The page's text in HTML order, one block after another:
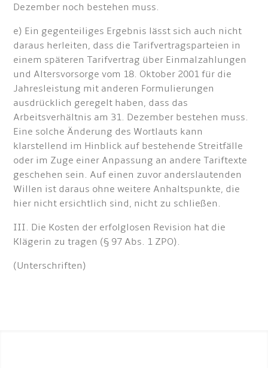
Dezember noch bestehen muss.
e) Ein gegenteiliges Ergebnis lässt sich auch nicht
daraus herleiten, dass die Tarifvertragsparteien in
einem späteren Tarifvertrag über Einmalzahlungen
und Altersvorsorge vom 18. Oktober 2001 für die
Jahresleistung mit anderen Formulierungen
ausdrücklich geregelt haben, dass das
Arbeitsverhältnis am 31. Dezember bestehen muss.
Eine solche Änderung des Wortlauts kann
klarstellend im Hinblick auf bestehende Streitfälle
oder im Zuge einer Anpassung an andere Tariftexte
geschehen sein. Auf einen zuvor anderslautenden
Willen ist daraus ohne weitere Anhaltspunkte, die
hier nicht ersichtlich sind, nicht zu schließen.
III. Die Kosten der erfolglosen Revision hat die
Klägerin zu tragen (§ 97 Abs. 1 ZPO).
(Unterschriften)